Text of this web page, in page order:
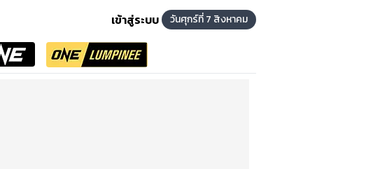
เข้าสู่ระบบ
วันศุกร์ที่ 7 สิงหาคม